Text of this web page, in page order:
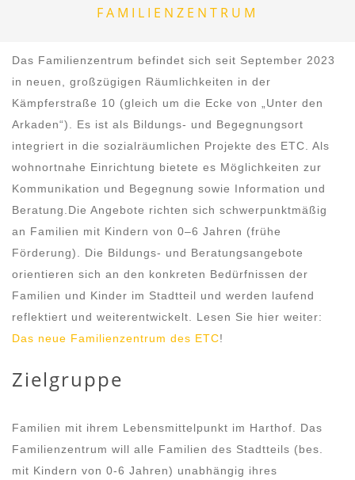
FAMILIENZENTRUM
Das Familienzentrum befindet sich seit September 2023
in neuen, großzügigen Räumlichkeiten in der
Kämpferstraße 10 (gleich um die Ecke von „Unter den
Arkaden“). Es ist als Bildungs- und Begegnungsort
integriert in die sozialräumlichen Projekte des ETC. Als
wohnortnahe Einrichtung bietete es Möglichkeiten zur
Kommunikation und Begegnung sowie Information und
Beratung.Die Angebote richten sich schwerpunktmäßig
an Familien mit Kindern von 0–6 Jahren (frühe
Förderung). Die Bildungs- und Beratungsangebote
orientieren sich an den konkreten Bedürfnissen der
Familien und Kinder im Stadtteil und werden laufend
reflektiert und weiterentwickelt. Lesen Sie hier weiter:
Das neue Familienzentrum des ETC!
Zielgruppe
Familien mit ihrem Lebensmittelpunkt im Harthof. Das
Familienzentrum will alle Familien des Stadtteils (bes.
mit Kindern von 0-6 Jahren) unabhängig ihres